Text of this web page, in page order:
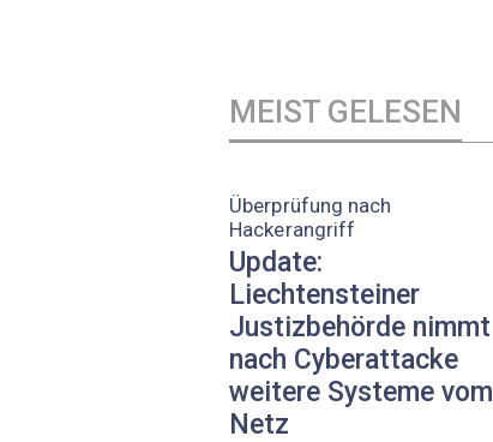
MEIST GELESEN
Überprüfung nach
Hackerangriff
Update:
Liechtensteiner
Justizbehörde nimmt
nach Cyberattacke
weitere Systeme vom
Netz